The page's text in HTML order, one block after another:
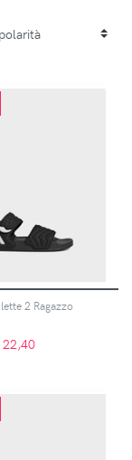
2 Ragazzo
22,40